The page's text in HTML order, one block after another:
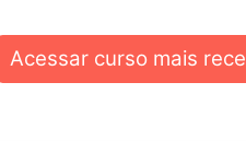
Acessar curso mais